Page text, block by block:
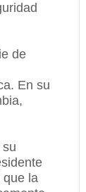
de
En su
que la